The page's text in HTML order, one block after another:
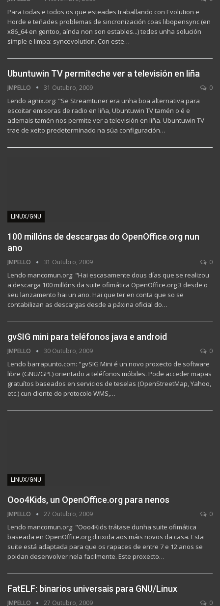
Para todas e todos os que esteades traballando con Evolution e
Horde e teñades problemas de sincronización coas libopensync (en
x86_64 en gentoo, aínda non son estables...) tedes unha solución
simple e limpa: syncevolution. Con este…
Ubuntuwin TV permíteche ver a televisión en liña
JMPELLO 31 Outubro, 2009 0
Lendo agnix.org: "Se Streamtuner era unha boa alternativa para
escoitar emisoras de radio en liña, Ubuntuwin TV tamén o é e
ademais tamén nos permite ver a televisión en liña. Ubuntuwin TV
trae de xeito predeterminado na súa configuración…
LINUX/GNU
100 millóns de descargas do OpenOffice.org nun
ano
JMPELLO 31 Outubro, 2009 0
Lendo mancomun.org: "Hai escasamente dous días que se realizou
a descarga 100 millóns da suite ofimática OpenOffice.org 3 desde o
seu lanzamento hai un ano. Hai que ter en conta que so se
contabilizan as descargas desde a páxina oficial do…
gvSIG mini para teléfonos java e android
JMPELLO 30 Outubro, 2009 0
Lendo barrapunto.com: "gvSIG Mini é un novo proxecto de software
libre (GNU/GPL) orientado a teléfonos móbiles. Pode acceder mapas
gratuítos baseados en servicios de teselas (OpenStreetMap, Yahoo,
etc.) cun cliente do protocolo WMS,…
LINUX/GNU
Ooo4Kids, un OpenOffice.org para nenos
JMPELLO 27 Outubro, 2009 0
Lendo mancomun.org: "Ooo4Kids trátase dunha suite ofimática
baseada en OpenOffice.org dirixida aos máis novos da casa. Esta
suite está adaptada para que os rapaces de entre 7 e 12 anos se
poidan desenvolver nela facilmente. Este proxecto…
FatELF: binarios universais para GNU/Linux
JMPELLO 27 Outubro, 2009 0